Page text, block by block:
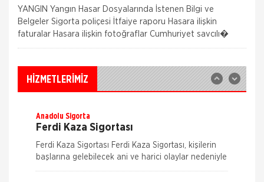
YANGIN Yangın Hasar Dosyalarında İstenen Bilgi ve
Belgeler Sigorta poliçesi İtfaiye raporu Hasara ilişkin
faturalar Hasara ilişkin fotoğraflar Cumhuriyet savcılı�
HİZMETLERİMİZ
Zorunlu Deprem Sigortası depremin, deprem
sonucu yangın, infilak, tsunami ve yer kaymasının
sigortalı binalarda neden olacağı hasarlara karşı
güvence sağlar. Teminatı Doğal Afetler
Aksigorta
İş yeri Paket Sigortası siz iş yeri sahipleri
düşünülerek mümkün olan tüm riskleri en ekonomik
Anadolu Sigorta
Ferdi Kaza Sigortası
Ferdi Kaza Sigortası Ferdi Kaza Sigortası, kişilerin
başlarına gelebilecek ani ve harici olaylar nedeniyle
uğrayabilecekleri bedensel zararları teminat altına